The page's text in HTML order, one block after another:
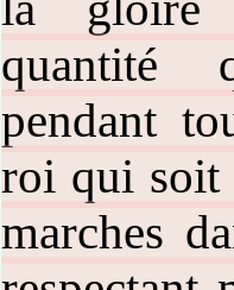
quantité
pendant
roi qui soit
marches